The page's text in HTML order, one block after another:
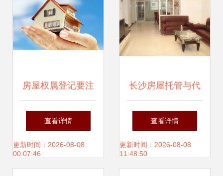
房屋权属登记要注
意的六大事项与房
屋销售代理服务解
查看详情
更新时间：2026-08-08
00:07:46
长沙房屋托管与代
理交易服务指南 一
站式销售代理解决
查看详情
更新时间：2026-08-08
11:48:50